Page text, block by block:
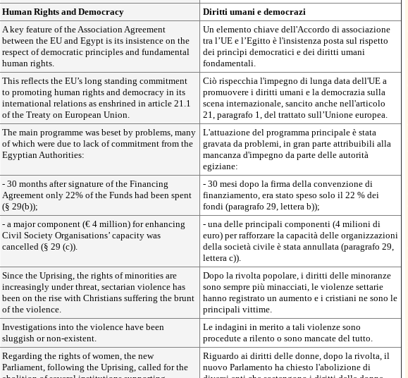
Human Rights and Democracy
Diritti umani e democrazi
A key feature of the Association Agreement
between the EU and Egypt is its insistence on the
respect of democratic principles and fundamental
human rights.
Un elemento chiave dell'Accordo di associazione
tra l’UE e l’Egitto è l'insistenza posta sul rispetto
dei princìpi democratici e dei diritti umani
fondamentali.
This reflects the EU’s long standing commitment
to promoting human rights and democracy in its
international relations as enshrined in article 21.1
of the Treaty on European Union.
Ciò rispecchia l'impegno di lunga data dell'UE a
promuovere i diritti umani e la democrazia sulla
scena internazionale, sancito anche nell'articolo
21, paragrafo 1, del trattato sull’Unione europea.
The main programme was beset by problems, many
of which were due to lack of commitment from the
Egyptian Authorities:
L'attuazione del programma principale è stata
gravata da problemi, in gran parte attribuibili alla
mancanza d'impegno da parte delle autorità
egiziane:
- 30 months after signature of the Financing
Agreement only 22% of the Funds had been spent
(§ 29(b));
- 30 mesi dopo la firma della convenzione di
finanziamento, era stato speso solo il 22 % dei
fondi (paragrafo 29, lettera b));
- a major component (€ 4 million) for enhancing
Civil Society Organisations’ capacity was
cancelled (§ 29 (c)).
- una delle principali componenti (4 milioni di
euro) per rafforzare la capacità delle organizzazioni
della società civile è stata annullata (paragrafo 29,
lettera c)).
Since the Uprising, the rights of minorities are
increasingly under threat, sectarian violence has
been on the rise with Christians suffering the brunt
of the violence.
Dopo la rivolta popolare, i diritti delle minoranze
sono sempre più minacciati, le violenze settarie
hanno registrato un aumento e i cristiani ne sono le
principali vittime.
Investigations into the violence have been
sluggish or non-existent.
Le indagini in merito a tali violenze sono
procedute a rilento o sono mancate del tutto.
Regarding the rights of women, the new
Parliament, following the Uprising, called for the
Riguardo ai diritti delle donne, dopo la rivolta, il
nuovo Parlamento ha chiesto l'abolizione di